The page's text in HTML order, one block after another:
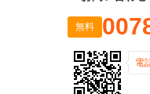
無料
電